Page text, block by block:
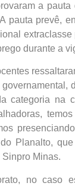
a
pauta prevê,
durante a
categoria na
Planalto,
Sinpro Minas.
no caso